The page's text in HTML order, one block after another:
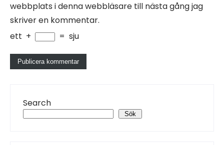
webbplats i denna webbläsare till nästa gång jag
skriver en kommentar.
ett + = sju
Search
Sök